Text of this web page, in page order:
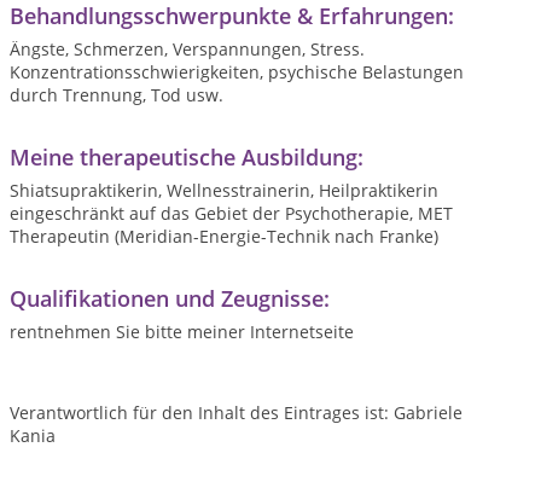
Behandlungsschwerpunkte & Erfahrungen:
Ängste, Schmerzen, Verspannungen, Stress.
Konzentrationsschwierigkeiten, psychische Belastungen
durch Trennung, Tod usw.
Meine therapeutische Ausbildung:
Shiatsupraktikerin, Wellnesstrainerin, Heilpraktikerin
eingeschränkt auf das Gebiet der Psychotherapie, MET
Therapeutin (Meridian-Energie-Technik nach Franke)
Qualifikationen und Zeugnisse:
rentnehmen Sie bitte meiner Internetseite
Verantwortlich für den Inhalt des Eintrages ist: Gabriele
Kania